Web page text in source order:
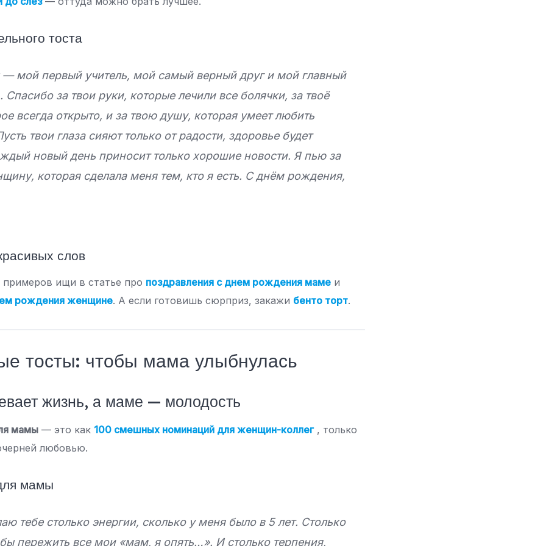
тоста
мой первый учитель, мой самый верный друг и мой главный
Спасибо за твои руки, которые лечили все болячки, за твоё
всегда открыто, и за твою душу, которая умеет любить
твои глаза сияют только от радости, здоровье будет
новый день приносит только хорошие новости. Я пью за
которая сделала меня тем, кто я есть. С днём рождения,
слов
ищи в статье про поздравления с днем рождения маме и
рождения женщине. А если готовишь сюрприз, закажи бенто торт.
тосты: чтобы мама улыбнулась
жизнь, а маме — молодость
мамы — это как 100 смешных номинаций для женщин-коллег, только
любовью.
мамы
тебе столько энергии, сколько у меня было в 5 лет. Столько
пережить все мои «мам, я опять…». И столько терпения,